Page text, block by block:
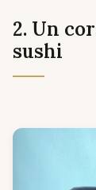
2. Un
sushi